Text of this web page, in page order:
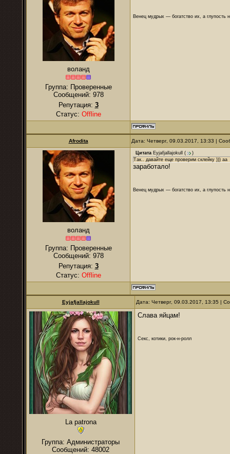
воланд
Группа: Проверенные
Сообщений: 978
Репутация: 3
Статус: Offline
Венец мудрых — богатство их, а глупость
Afrodita Дата: Четверг, 09.03.2017, 13:33 |
воланд
Группа: Проверенные
Сообщений: 978
Репутация: 3
Статус: Offline
Цитата Eyjafjallajokull (
)
Так.. давайте еще проверим склейку ))) аа
заработало!
Венец мудрых — богатство их, а глупость
Eyjafjallajokull Дата: Четверг, 09.03.2017, 13:35 |
La patrona
Группа: Администраторы
Сообщений: 48002
Слава яйцам!
Секс, котики, рок-н-ролл